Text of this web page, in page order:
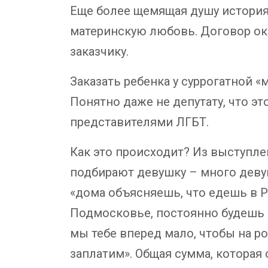
Еще более щемящая душу
материнскую любовь. Договор
заказчику.
Заказать ребенка у
Понятно даже не депутату, что
представителями ЛГБТ.
Как это происходит? Из
подбирают девушку – много
«дома объясняешь, что едешь в
Подмосковье, постоянно
мы тебе вперед мало, чтобы на
заплатим». Общая сумма,